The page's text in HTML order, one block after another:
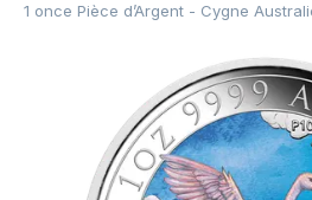
1 once Pièce d’Argent - Cygne